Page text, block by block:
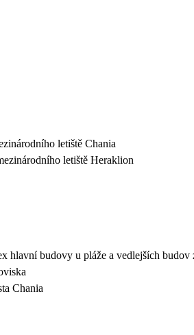
letiště Chania
letiště Heraklion
hlavní budovy u pláže a vedlejších budov
Chania